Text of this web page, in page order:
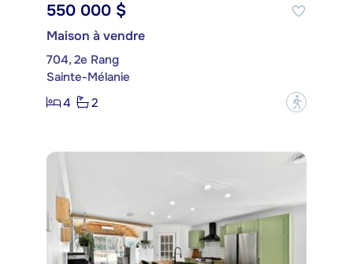
550 000 $
Maison à vendre
704, 2e Rang
Sainte-Mélanie
4
2 ?